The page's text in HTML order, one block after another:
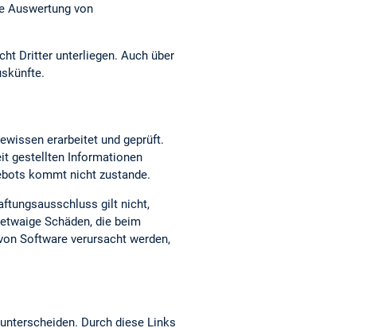
Auswertung von
Dritter unterliegen. Auch über
erarbeitet und geprüft.
gestellten Informationen
kommt nicht zustande.
gilt nicht,
Schäden, die beim
Software verursacht werden,
Durch diese Links